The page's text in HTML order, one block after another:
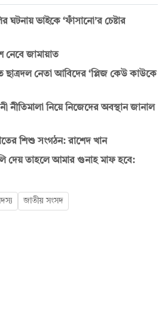
ঘটনায় ভাইকে ‘ফাঁসানো’র চেষ্টার
নেবে জামায়াত
ছাত্রদল নেতা আবিদের ‘প্লিজ কেউ কাউকে
নীতিমালা নিয়ে নিজেদের অবস্থান জানাল
শিশু সংগঠন: রাশেদ খান
দেয় তাহলে আমার গুনাহ মাফ হবে:
জাতীয় সংসদ